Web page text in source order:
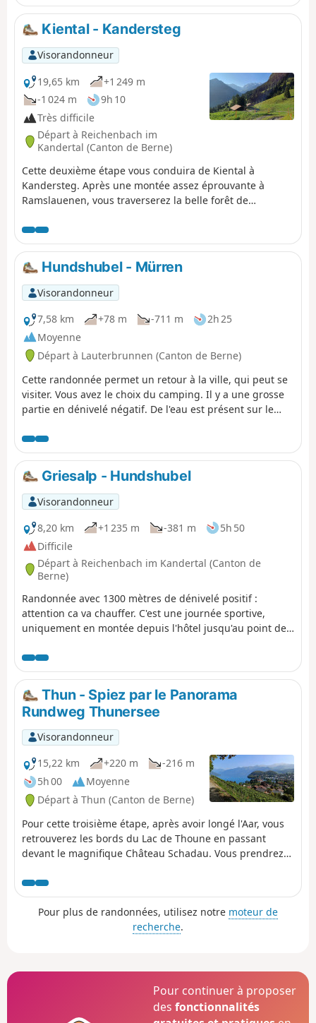
Kiental - Kandersteg
Visorandonneur
19,65 km
+1 249 m
-1 024 m
9h 10
Très difficile
Départ à Reichenbach im
Kandertal (Canton de Berne)
Cette deuxième étape vous conduira de Kiental à
Kandersteg. Après une montée assez éprouvante à
Ramslauenen, vous traverserez la belle forêt de
profiterez encore de points de vue sur le Lac de Thoune
et le Niesen. Vous aurez aussi une vue plongeante sur
les trains de la ligne du Lötschberg. Kandersteg est la
gare d'embarquement des véhicules sur les trains-
navettes avant le tunnel ferroviaire du Lötschberg.
Hundshubel - Mürren
Visorandonneur
7,58 km
+78 m -711 m
2h 25
Moyenne
Départ à Lauterbrunnen (Canton de Berne)
Cette randonnée permet un retour à la ville, qui peut se
visiter. Vous avez le choix du camping. Il y a une grosse
partie en dénivelé négatif. De l'eau est présent sur le
transport si le dénivelé est trop important.
Griesalp - Hundshubel
Visorandonneur
8,20 km
+1 235 m -381 m
5h 50
Difficile
Départ à Reichenbach im Kandertal (Canton de
Berne)
Randonnée avec 1300 mètres de dénivelé positif :
attention ca va chauffer. C'est une journée sportive,
uniquement en montée depuis l'hôtel jusqu'au point de
installer campement avant d'y faire une sieste et de
sortir jeux de carte ( sans oublier la nourriture )
Thun - Spiez par le Panorama
Rundweg Thunersee
Visorandonneur
15,22 km
+220 m
-216 m
5h 00
Moyenne
Départ à Thun (Canton de Berne)
Pour cette troisième étape, après avoir longé l'Aar, vous
retrouverez les bords du Lac de Thoune en passant
devant le magnifique Château Schadau. Vous prendrez
points panoramiques sur le lac. Avant de redescendre
sur Spiez, vous traverserez les Gorges du Kander par le
pont suspendu de Strättligsteg. Vous arriverez à Spiez
en passant par ses vignobles et son château. Ce
Pour plus de randonnées, utilisez notre moteur de
recherche.
Pour continuer à proposer
desfonctionnalités